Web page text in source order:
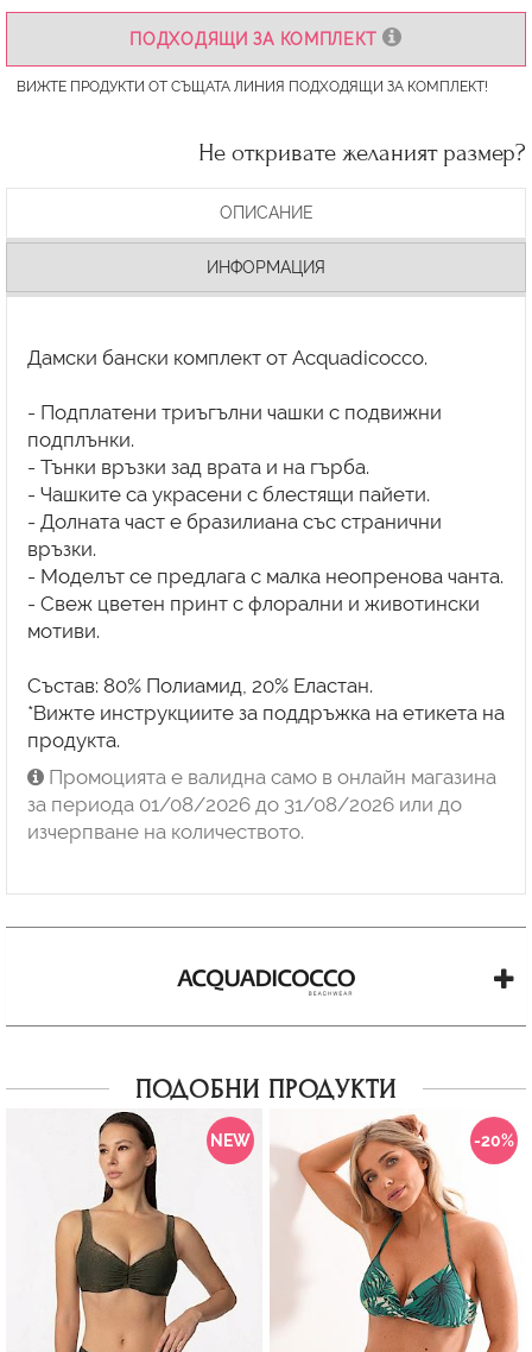
ПОДХОДЯЩИ ЗА КОМПЛЕКТ
ВИЖТЕ ПРОДУКТИ ОТ СЪЩАТА ЛИНИЯ ПОДХОДЯЩИ ЗА КОМПЛЕКТ!
Не откривате желаният размер?
ОПИСАНИЕ
ИНФОРМАЦИЯ
Дамски бански комплект от Acquadicocco.
- Подплатени триъгълни чашки с подвижни
подплънки.
- Тънки връзки зад врата и на гърба.
- Чашките са украсени с блестящи пайети.
- Долната част е бразилиана със странични
връзки.
- Моделът се предлага с малка неопренова чанта.
- Свеж цветен принт с флорални и животински
мотиви.
Състав: 80% Полиамид, 20% Еластан.
*Вижте инструкциите за поддръжка на етикета на
продукта.
Промоцията е валидна само в онлайн магазина
за периода 01/08/2026 до 31/08/2026 или до
изчерпване на количеството.
ПОДОБНИ ПРОДУКТИ
NEW -20%